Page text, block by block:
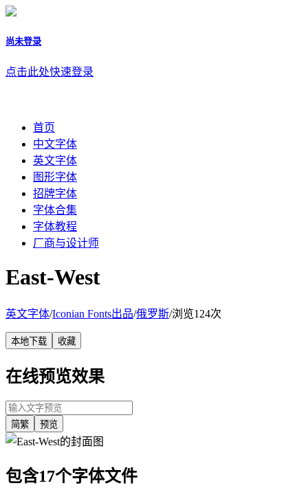
尚未登录
点击此处快速登录
首页
中文字体
英文字体
图形字体
招牌字体
字体合集
字体教程
厂商与设计师
East-West
英文字体/Iconian Fonts出品/俄罗斯/浏览124次
本地下载 收藏
在线预览效果
简繁 预览
包含17个字体文件